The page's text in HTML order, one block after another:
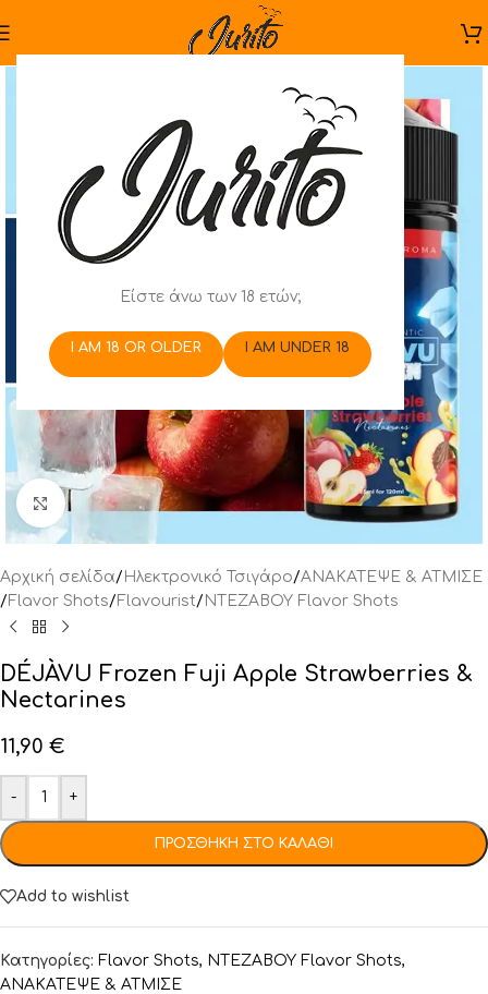
Είστε άνω των 18 ετών;
I AM 18 OR OLDER I AM UNDER 18
Click to enlarge
Αρχική σελίδα/ Ηλεκτρονικό Τσιγάρο/ΑΝΑΚΑΤΕΨΕ & ΑΤΜΙΣΕ
/Flavor Shots/Flavourist/ NTEZABOY Flavor Shots
DÉJÀVU Frozen Fuji Apple Strawberries &
Nectarines
11,90 €
- +
ΠΡΟΣΘΉΚΗ ΣΤΟ ΚΑΛΆΘΙ
Add to wishlist
Κατηγορίες: Flavor Shots, NTEZABOY Flavor Shots,
ΑΝΑΚΑΤΕΨΕ & ΑΤΜΙΣΕ